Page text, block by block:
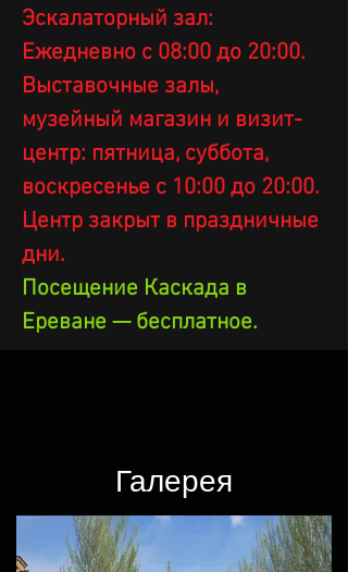
Эскалаторный зал:
Ежедневно с 08:00 до 20:00.
Выставочные залы,
музейный магазин и визит-
центр: пятница, суббота,
воскресенье с 10:00 до 20:00.
Центр закрыт в праздничные
дни.
Посещение Каскада в
Ереване — бесплатное.
Галерея​